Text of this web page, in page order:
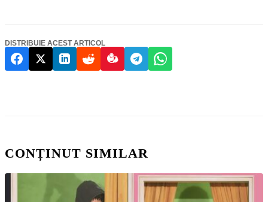
DISTRIBUIE ACEST ARTICOL
CONȚINUT SIMILAR